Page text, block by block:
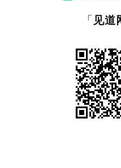
「 见道